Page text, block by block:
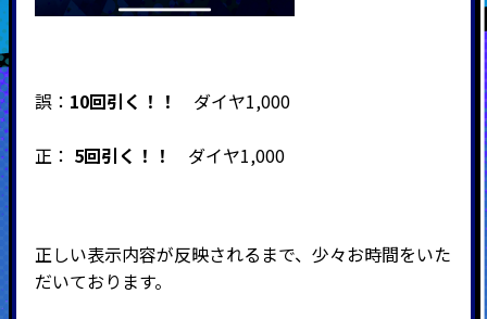
誤： 10回引く！！ ダイヤ1,000
正： 5回引く！！ ダイヤ1,000
正しい表示内容が反映されるまで、少々お時間をいた
だいております。